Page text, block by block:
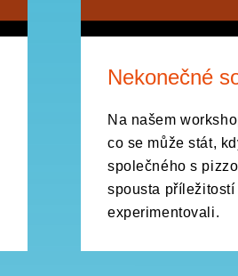
Nekonečné
Na našem
co se může stát,
společného s
spousta
experimentovali.